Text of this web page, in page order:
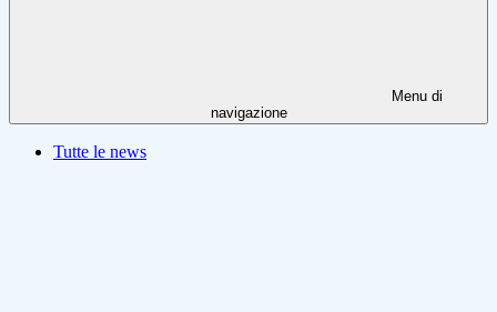
Menu di
navigazione
Tutte le news